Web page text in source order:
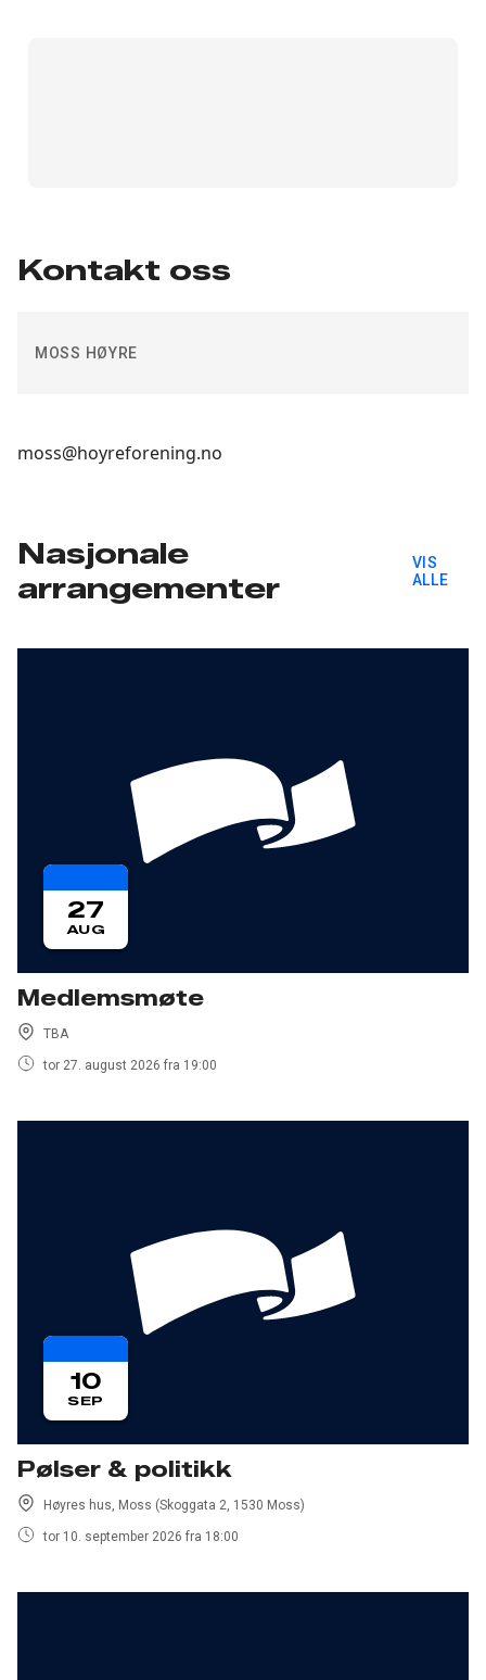
Kontakt oss
MOSS HØYRE
moss@hoyreforening.no
Nasjonale
arrangementer
VIS
ALLE
27
AUG
Medlemsmøte
TBA
tor 27. august 2026 fra 19:00
10
SEP
Pølser & politikk
Høyres hus, Moss (Skoggata 2, 1530 Moss)
tor 10. september 2026 fra 18:00